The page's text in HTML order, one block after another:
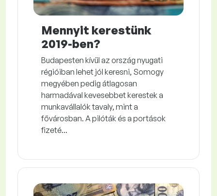
Mennyit kerestünk
2019-ben?
Budapesten kívül az ország nyugati
régióiban lehet jól keresni, Somogy
megyében pedig átlagosan
harmadával kevesebbet kerestek a
munkavállalók tavaly, mint a
fővárosban. A pilóták és a portások
fizeté...